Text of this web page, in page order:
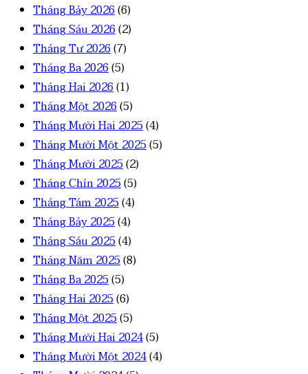
Tháng Bảy 2026(6)
Tháng Sáu 2026(2)
Tháng Tư 2026(7)
Tháng Ba 2026(5)
Tháng Hai 2026(1)
Tháng Một 2026(5)
Tháng Mười Hai 2025(4)
Tháng Mười Một 2025(5)
Tháng Mười 2025(2)
Tháng Chín 2025(5)
Tháng Tám 2025(4)
Tháng Bảy 2025(4)
Tháng Sáu 2025(4)
Tháng Năm 2025(8)
Tháng Ba 2025(5)
Tháng Hai 2025(6)
Tháng Một 2025(5)
Tháng Mười Hai 2024(5)
Tháng Mười Một 2024(4)